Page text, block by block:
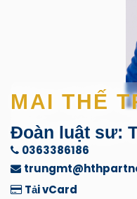
MAI THẾ
Đoàn luật sư:
0363386186
Tải vCard